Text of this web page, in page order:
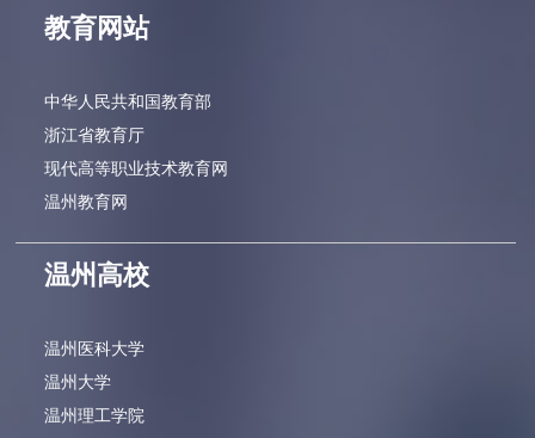
教育网站
中华人民共和国教育部
浙江省教育厅
现代高等职业技术教育网
温州教育网
温州高校
温州医科大学
温州大学
温州理工学院